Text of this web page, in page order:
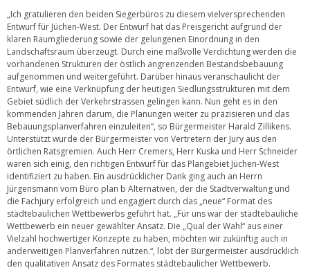
„Ich gratulieren den beiden Siegerbüros zu diesem vielversprechenden
Entwurf für Jüchen-West. Der Entwurf hat das Preisgericht aufgrund der
klaren Raumgliederung sowie der gelungenen Einordnung in den
Landschaftsraum überzeugt. Durch eine maßvolle Verdichtung werden die
vorhandenen Strukturen der östlich angrenzenden Bestandsbebauung
aufgenommen und weitergeführt. Darüber hinaus veranschaulicht der
Entwurf, wie eine Verknüpfung der heutigen Siedlungsstrukturen mit dem
Gebiet südlich der Verkehrstrassen gelingen kann. Nun geht es in den
kommenden Jahren darum, die Planungen weiter zu präzisieren und das
Bebauungsplanverfahren einzuleiten“, so Bürgermeister Harald Zillikens.
Unterstützt wurde der Bürgermeister von Vertretern der Jury aus den
örtlichen Ratsgremien. Auch Herr Cremers, Herr Kuska und Herr Schneider
waren sich einig, den richtigen Entwurf für das Plangebiet Jüchen-West
identifiziert zu haben. Ein ausdrücklicher Dank ging auch an Herrn
Jürgensmann vom Büro plan b Alternativen, der die Stadtverwaltung und
die Fachjury erfolgreich und engagiert durch das „neue“ Format des
städtebaulichen Wettbewerbs geführt hat. „Für uns war der städtebauliche
Wettbewerb ein neuer gewählter Ansatz. Die „Qual der Wahl“ aus einer
Vielzahl hochwertiger Konzepte zu haben, möchten wir zukünftig auch in
anderweitigen Planverfahren nutzen.“, lobt der Bürgermeister ausdrücklich
den qualitativen Ansatz des Formates städtebaulicher Wettbewerb.